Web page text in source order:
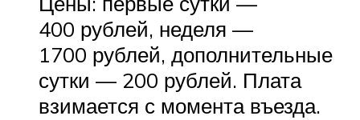
400 рублей, неделя —
1700 рублей, дополнительные
сутки — 200 рублей. Плата
взимается с момента въезда.